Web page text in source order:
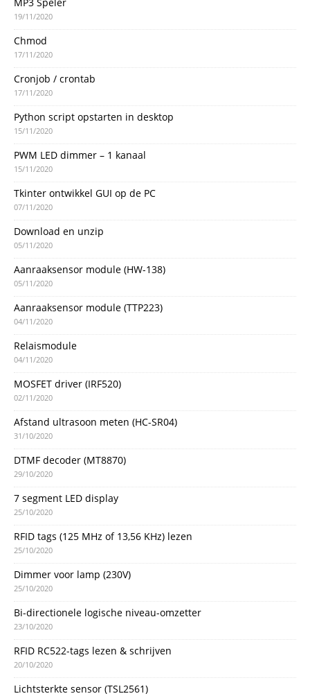
19/11/2020
Chmod
17/11/2020
Cronjob / crontab
17/11/2020
Python script opstarten in desktop
15/11/2020
PWM LED dimmer – 1 kanaal
15/11/2020
Tkinter ontwikkel GUI op de PC
07/11/2020
Download en unzip
05/11/2020
Aanraaksensor module (HW-138)
05/11/2020
Aanraaksensor module (TTP223)
04/11/2020
Relaismodule
04/11/2020
MOSFET driver (IRF520)
02/11/2020
Afstand ultrasoon meten (HC-SR04)
31/10/2020
DTMF decoder (MT8870)
29/10/2020
7 segment LED display
25/10/2020
RFID tags (125 MHz of 13,56 KHz) lezen
25/10/2020
Dimmer voor lamp (230V)
25/10/2020
Bi-directionele logische niveau-omzetter
23/10/2020
RFID RC522-tags lezen & schrijven
20/10/2020
Lichtsterkte sensor (TSL2561)